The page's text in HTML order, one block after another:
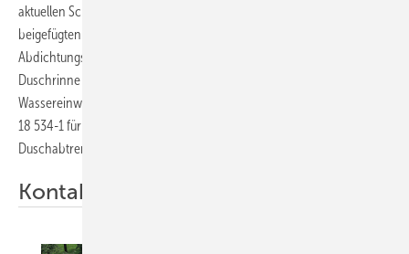
aktuellen Schallschutznormen DIN 4109 und VDI 4100. Im
beigefügten Fliesenleger-Kit ist eine Dichtmanschette mit über 120 mm
Abdichtungsfläche enthalten. Das neue Abdichtungssystem der
Duschrinne Advantix Cleviva entspricht im Ergebnis allen
Wassereinwirkungsklassen bis zu W3-I, wie sie in der aktuellen DIN
18 534-1 für ein häusliches Bad mit bodengleicher Dusche ohne
Duschabtrennung gefordert wird.
Kontakt